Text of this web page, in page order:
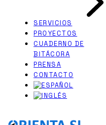
SERVICIOS
PROYECTOS
CUADERNO DE
BITÁCORA
PRENSA
CONTACTO